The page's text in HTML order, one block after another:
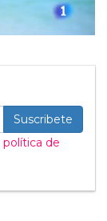
Suscribete
política de